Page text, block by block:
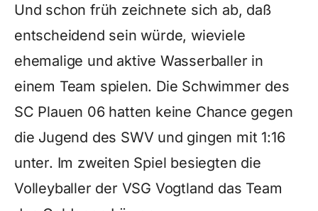
Und schon früh zeichnete sich ab, daß
entscheidend sein würde, wieviele
ehemalige und aktive Wasserballer in
einem Team spielen. Die Schwimmer des
SC Plauen 06 hatten keine Chance gegen
die Jugend des SWV und gingen mit 1:16
unter. Im zweiten Spiel besiegten die
Volleyballer der VSG Vogtland das Team